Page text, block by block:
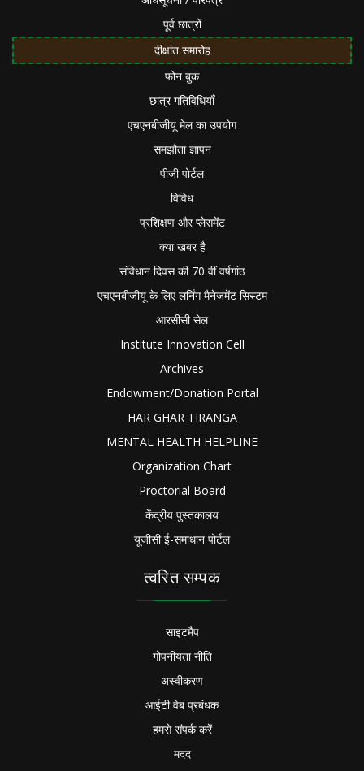
पूर्व छात्रों
दीक्षांत समारोह
फोन बुक
छात्र गतिविधियाँ
एचएनबीजीयू मेल का उपयोग
समझौता ज्ञापन
पीजी पोर्टल
विविध
प्रशिक्षण और प्लेसमेंट
क्या खबर है
संविधान दिवस की 70 वीं वर्षगांठ
एचएनबीजीयू के लिए लर्निंग मैनेजमेंट सिस्टम
आरसीसी सेल
Institute Innovation Cell
Archives
Endowment/Donation Portal
HAR GHAR TIRANGA
MENTAL HEALTH HELPLINE
Organization Chart
Proctorial Board
केंद्रीय पुस्तकालय
यूजीसी ई-समाधान पोर्टल
त्वरित सम्पक
साइटमैप
गोपनीयता नीति
अस्वीकरण
आईटी वेब प्रबंधक
हमसे संपर्क करें
मदद